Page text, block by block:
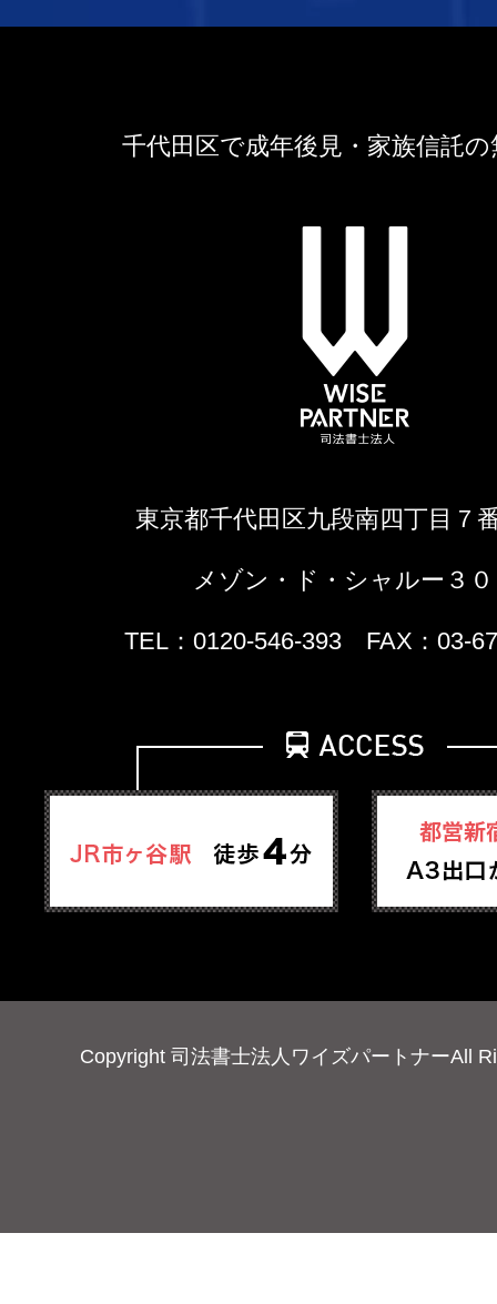
千代田区で成年後見・家族信託の
東京都千代田区九段南四丁目７
メゾン・ド・シャルー３
TEL：0120-546-393 FAX：03-
Copyright 司法書士法人ワイズパートナーAll